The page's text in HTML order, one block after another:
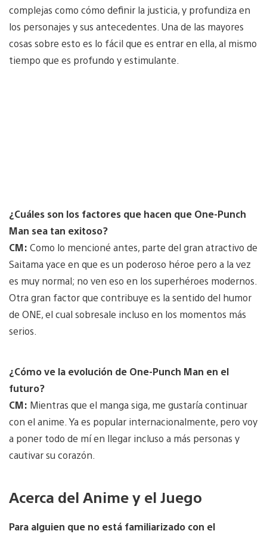
complejas como cómo definir la justicia, y profundiza en
los personajes y sus antecedentes. Una de las mayores
cosas sobre esto es lo fácil que es entrar en ella, al mismo
tiempo que es profundo y estimulante.
¿Cuáles son los factores que hacen que One-Punch
Man sea tan exitoso?
CM: Como lo mencioné antes, parte del gran atractivo de
Saitama yace en que es un poderoso héroe pero a la vez
es muy normal; no ven eso en los superhéroes modernos.
Otra gran factor que contribuye es la sentido del humor
de ONE, el cual sobresale incluso en los momentos más
serios.
¿Cómo ve la evolución de One-Punch Man en el
futuro?
CM: Mientras que el manga siga, me gustaría continuar
con el anime. Ya es popular internacionalmente, pero voy
a poner todo de mí en llegar incluso a más personas y
cautivar su corazón.
Acerca del Anime y el Juego
Para alguien que no está familiarizado con el